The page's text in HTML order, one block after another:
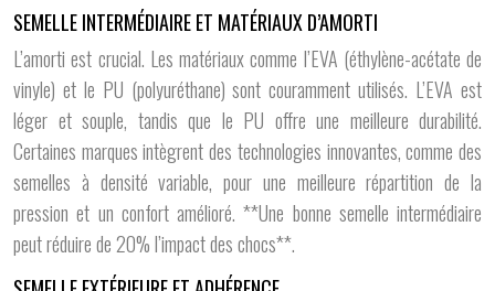
SEMELLE INTERMÉDIAIRE ET MATÉRIAUX D’AMORTI
L’amorti est crucial. Les matériaux comme l’EVA (éthylène-acétate de
vinyle) et le PU (polyuréthane) sont couramment utilisés. L’EVA est
léger et souple, tandis que le PU offre une meilleure durabilité.
Certaines marques intègrent des technologies innovantes, comme des
semelles à densité variable, pour une meilleure répartition de la
pression et un confort amélioré. **Une bonne semelle intermédiaire
peut réduire de 20% l’impact des chocs**.